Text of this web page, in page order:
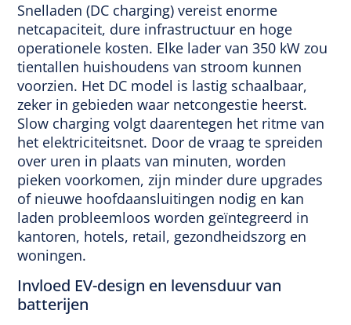
Snelladen (DC charging) vereist enorme
netcapaciteit, dure infrastructuur en hoge
operationele kosten. Elke lader van 350 kW zou
tientallen huishoudens van stroom kunnen
voorzien. Het DC model is lastig schaalbaar,
zeker in gebieden waar netcongestie heerst.
Slow charging volgt daarentegen het ritme van
het elektriciteitsnet. Door de vraag te spreiden
over uren in plaats van minuten, worden
pieken voorkomen, zijn minder dure upgrades
of nieuwe hoofdaansluitingen nodig en kan
laden probleemloos worden geïntegreerd in
kantoren, hotels, retail, gezondheidszorg en
woningen.
Invloed EV-design en levensduur van
batterijen